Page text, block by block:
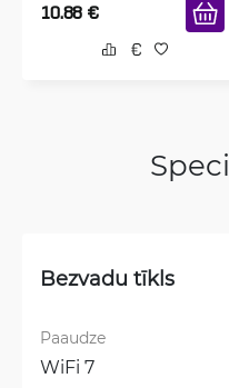
10.88 €
Bezvadu tīkls
Paaudze
WiFi 7